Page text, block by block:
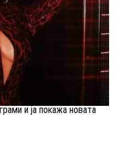
и ја покажа новата